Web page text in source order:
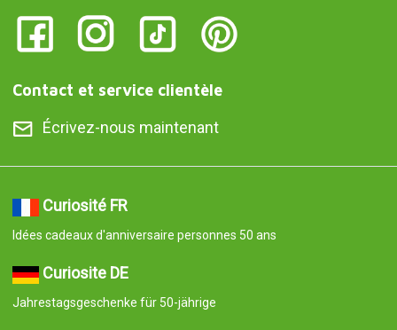
Contact et service clientèle
Écrivez-nous maintenant
Curiosité FR
Idées cadeaux d'anniversaire personnes 50 ans
Curiosite DE
Jahrestagsgeschenke für 50-jährige